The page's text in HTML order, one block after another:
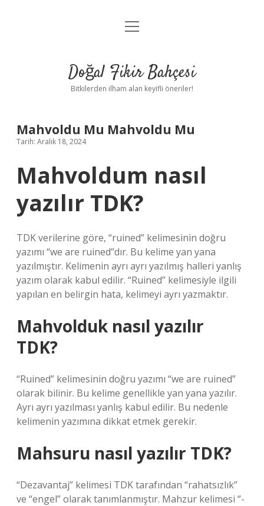
Anasayfa
Yasal Uyarı
menüyü
Doğal Fikir Bahçesi
Bitkilerden ilham alan keyifli öneriler!
Mahvoldu Mu Mahvoldu Mu
Tarih: Aralık 18, 2024
Mahvoldum nasıl
yazılır TDK?
TDK verilerine göre, “ruined” kelimesinin doğru
yazımı “we are ruined”dır. Bu kelime yan yana
yazılmıştır. Kelimenin ayrı ayrı yazılmış halleri yanlış
yazım olarak kabul edilir. “Ruined” kelimesiyle ilgili
yapılan en belirgin hata, kelimeyi ayrı yazmaktır.
Mahvolduk nasıl yazılır
TDK?
“Ruined” kelimesinin doğru yazımı “we are ruined”
olarak bilinir. Bu kelime genellikle yan yana yazılır.
Ayrı ayrı yazılması yanlış kabul edilir. Bu nedenle
kelimenin yazımına dikkat etmek gerekir.
Mahsuru nasıl yazılır TDK?
“Dezavantaj” kelimesi TDK tarafından “rahatsızlık”
ve “engel” olarak tanımlanmıştır. Mahzur kelimesi “-